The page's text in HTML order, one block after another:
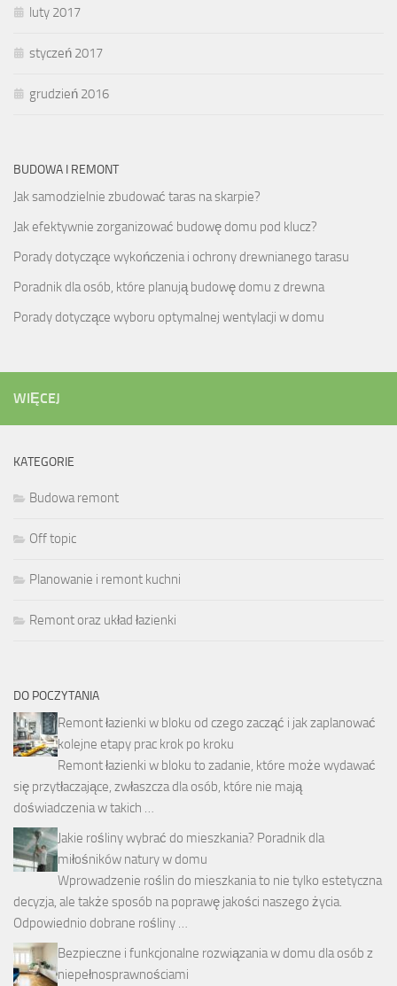
luty 2017
styczeń 2017
grudzień 2016
BUDOWA I REMONT
Jak samodzielnie zbudować taras na skarpie?
Jak efektywnie zorganizować budowę domu pod klucz?
Porady dotyczące wykończenia i ochrony drewnianego tarasu
Poradnik dla osób, które planują budowę domu z drewna
Porady dotyczące wyboru optymalnej wentylacji w domu
WIĘCEJ
KATEGORIE
Budowa remont
Off topic
Planowanie i remont kuchni
Remont oraz układ łazienki
DO POCZYTANIA
Remont łazienki w bloku od czego zacząć i jak zaplanować
kolejne etapy prac krok po kroku
Remont łazienki w bloku to zadanie, które może wydawać
się przytłaczające, zwłaszcza dla osób, które nie mają
doświadczenia w takich …
Jakie rośliny wybrać do mieszkania? Poradnik dla
miłośników natury w domu
Wprowadzenie roślin do mieszkania to nie tylko estetyczna
decyzja, ale także sposób na poprawę jakości naszego życia.
Odpowiednio dobrane rośliny …
Bezpieczne i funkcjonalne rozwiązania w domu dla osób z
niepełnosprawnościami